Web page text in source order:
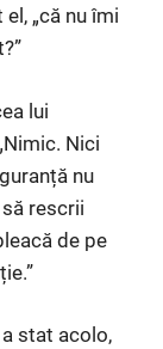
„că nu îmi
lui
Nici
nu
rescrii
de pe
stat acolo,